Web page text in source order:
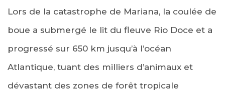
Lors de la catastrophe de Mariana, la coulée de
boue a submergé le lit du fleuve Rio Doce et a
progressé sur 650 km jusqu’à l’océan
Atlantique, tuant des milliers d’animaux et
dévastant des zones de forêt tropicale